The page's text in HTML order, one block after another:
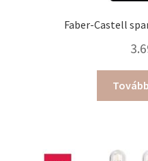
Faber-Castell